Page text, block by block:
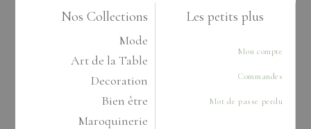
Nos Collections
Mode
Art de la Table
Decoration
Bien être
Maroquinerie
Les petits plus
Mon compte
Commandes
Mot de passe perdu